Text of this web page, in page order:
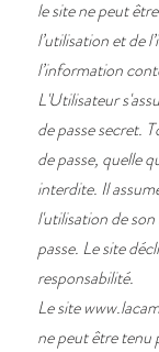
le site ne peut
l’utilisation et de
l’information
L'Utilisateur
de passe secret.
de passe, quelle
interdite. Il
l'utilisation de
passe. Le site
responsabilité.
Le site
ne peut être tenu